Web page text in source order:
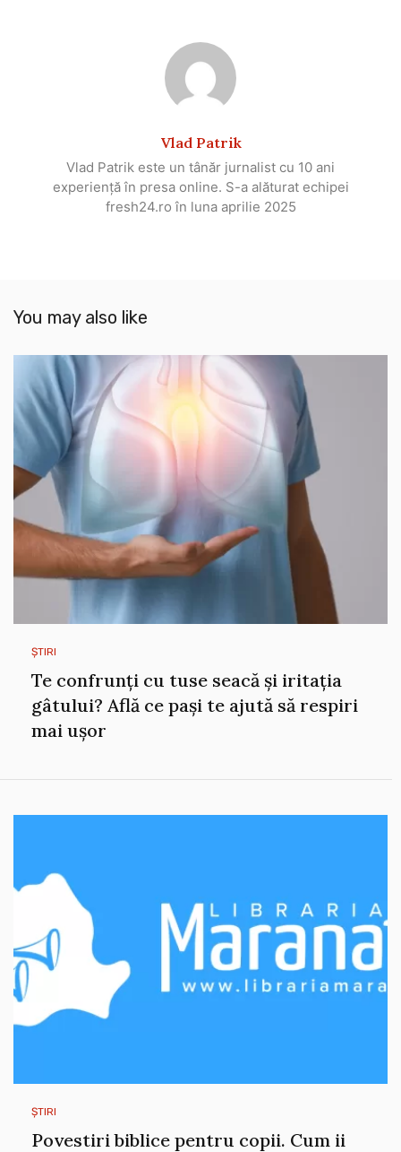
Vlad Patrik
Vlad Patrik este un tânăr jurnalist cu 10 ani
experiență în presa online. S-a alăturat echipei
fresh24.ro în luna aprilie 2025
You may also like
ȘTIRI
Te confrunți cu tuse seacă și iritația
gâtului? Află ce pași te ajută să respiri
mai ușor
ȘTIRI
Povestiri biblice pentru copii. Cum ii